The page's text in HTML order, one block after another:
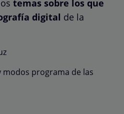
temas sobre los que
digital de la
modos programa de las